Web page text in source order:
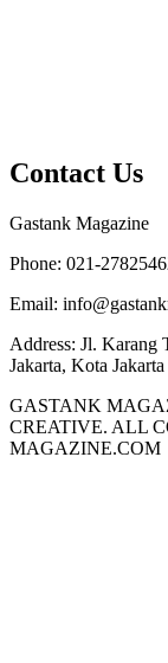
Contact Us
Gastank Magazine
Phone: 021-
Email:
Address: Jl. Karang
Jakarta, Kota
GASTANK
CREATIVE. ALL
MAGAZINE.COM